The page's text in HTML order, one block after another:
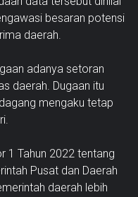
besaran potensi
daerah.
adanya setoran
daerah. Dugaan itu
mengaku tetap
1 Tahun 2022 tentang
Pusat dan Daerah
daerah lebih